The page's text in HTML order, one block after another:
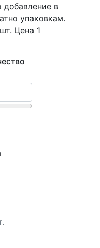
добавление в
упаковкам.
Цена 1